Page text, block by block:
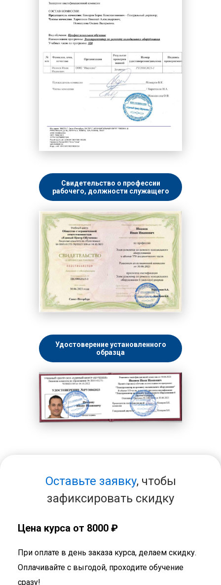
Свидетельство о профессии
рабочего, должности служащего
Удостоверение установленного
образца
Оставьте заявку, чтобы
зафиксировать скидку
Цена курса от 8000 ₽
При оплате в день заказа курса, делаем скидку.
Оплачивайте с выгодой, проходите обучение
сразу!